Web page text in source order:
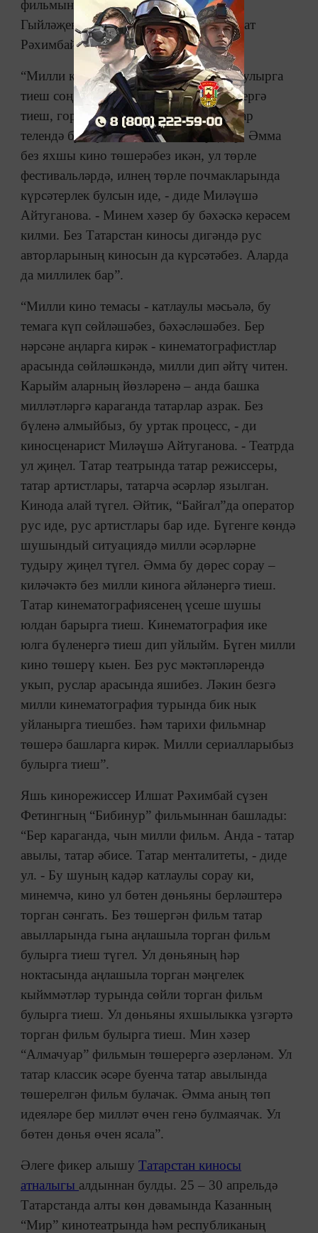
фильмының сценарий авторы Мансур
Гыйләҗев һәм яшь кинорежиссер Илшат
Рәхимбай катнашты.
“Милли киноның сыйфатлары нинди булырга
тиеш соң? Милләтнең яшәешен күрсәтергә
тиеш, гореф гадәтләрен... Әлбәттә, татар
телендә булырга тиеш. Бәлки, шулдыр. Әмма
без яхшы кино төшерәбез икән, ул төрле
фестивальләрдә, илнең төрле почмакларында
күрсәтерлек булсын иде, - диде Миләүшә
Айтуганова. - Минем хәзер бу бәхәскә керәсем
килми. Без Татарстан киносы дигәндә рус
авторларының киносын да күрсәтәбез. Аларда
да миллилек бар”.
“Милли кино темасы - катлаулы мәсьәлә, бу
темага күп сөйләшәбез, бәхәсләшәбез. Бер
нәрсәне аңларга кирәк - кинематографистлар
арасында сөйләшкәндә, милли дип әйтү читен.
Карыйм аларның йөзләренә – анда башка
милләтләргә караганда татарлар азрак. Без
бүленә алмыйбыз, бу уртак процесс, - ди
киносценарист Миләүшә Айтуганова. - Театрда
ул җиңел. Татар театрында татар режиссеры,
татар артистлары, татарча әсәрләр язылган.
Кинода алай түгел. Әйтик, “Байгал”да оператор
рус иде, рус артистлары бар иде. Бүгенге көндә
шушындый ситуациядә милли әсәрләрне
тудыру җиңел түгел. Әмма бу дөрес сорау –
киләчәктә без милли кинога әйләнергә тиеш.
Татар кинематографиясенең үсеше шушы
юлдан барырга тиеш. Кинематография ике
юлга бүленергә тиеш дип уйлыйм. Бүген милли
кино төшерү кыен. Без рус мәктәпләрендә
укып, руслар арасында яшибез. Ләкин безгә
милли кинематография турында бик нык
уйланырга тиешбез. Һәм тарихи фильмнар
төшерә башларга кирәк. Милли сериалларыбыз
булырга тиеш”.
Яшь кинорежиссер Илшат Рәхимбай сүзен
Фетингның “Бибинур” фильмыннан башлады:
“Бер караганда, чын милли фильм. Анда - татар
авылы, татар әбисе. Татар менталитеты, - диде
ул. - Бу шуның кадәр катлаулы сорау ки,
минемчә, кино ул бөтен дөньяны берләштерә
торган сәнгать. Без төшергән фильм татар
авылларында гына аңлашыла торган фильм
булырга тиеш түгел. Ул дөньяның һәр
ноктасында аңлашыла торган мәңгелек
кыйммәтләр турында сөйли торган фильм
булырга тиеш. Ул дөньяны яхшылыкка үзгәртә
торган фильм булырга тиеш. Мин хәзер
“Алмачуар” фильмын төшерергә әзерләнәм. Ул
татар классик әсәре буенча татар авылында
төшерелгән фильм булачак. Әмма аның төп
идеяләре бер милләт өчен генә булмаячак. Ул
бөтен дөнья өчен ясала”.
Әлеге фикер алышу Татарстан киносы
атналыгы алдыннан булды. 25 – 30 апрельдә
Татарстанда алты көн дәвамында Казанның
“Мир” кинотеатрында һәм республиканың